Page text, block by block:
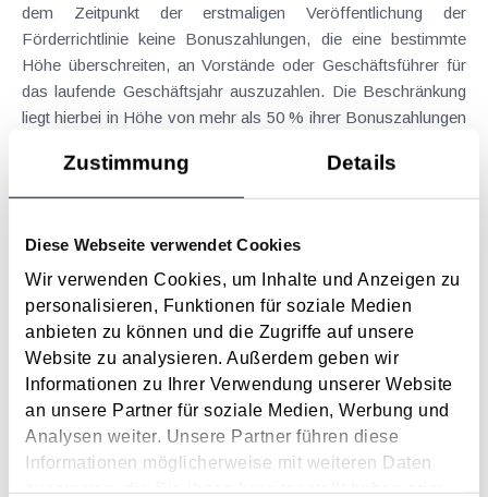
Zustimmung Details
Diese Webseite verwendet Cookies
Wir verwenden Cookies, um Inhalte und Anzeigen zu
personalisieren, Funktionen für soziale Medien
anbieten zu können und die Zugriffe auf unsere
Website zu analysieren. Außerdem geben wir
Informationen zu Ihrer Verwendung unserer Website
an unsere Partner für soziale Medien, Werbung und
Analysen weiter. Unsere Partner führen diese
Informationen möglicherweise mit weiteren Daten
zusammen, die Sie ihnen bereitgestellt haben oder
dem Zeitpunkt der erstmaligen Veröffentlichung der
Förderrichtlinie keine Bonuszahlungen, die eine bestimmte
Höhe überschreiten, an Vorstände oder Geschäftsführer für
das laufende Geschäftsjahr auszuzahlen. Die Beschränkung
liegt hierbei in Höhe von mehr als 50 % ihrer Bonuszahlungen
Einschränkung sind bereits vor dem Zeitpunkt der erstmaligen
Veröffentlichung der Förderrichtlinie ausgezahlte oder
Anforderungen und Förderungen vorgesehen:
Stufe 1: Förderung der Preisdifferenz zwischen 2021 und
2022 (Mehrkosten) im Ausmaß von 30 % unter
Berücksichtigung des Verbrauchs 2022. Die minimale
Förderhöhe liegt bei 2.000 €, die maximale Förderhöhe bei
400.000 €. Gefördert werden die Mehrkosten für den
Verbrauch von Strom, Gas und Treibstoffen.